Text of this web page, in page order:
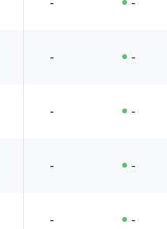
- -
- -
- -
- -